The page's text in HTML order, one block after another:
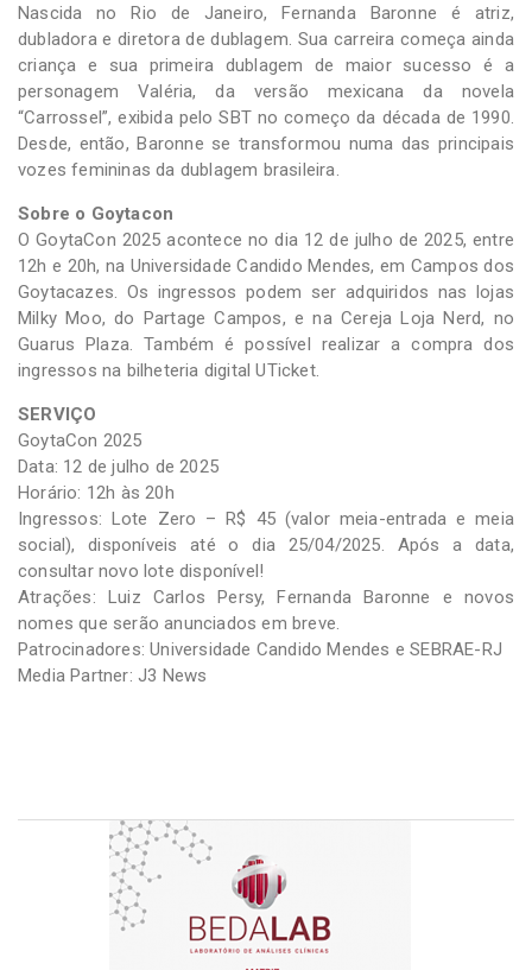
Nascida no Rio de Janeiro, Fernanda Baronne é atriz,
dubladora e diretora de dublagem. Sua carreira começa ainda
criança e sua primeira dublagem de maior sucesso é a
personagem Valéria, da versão mexicana da novela
“Carrossel”, exibida pelo SBT no começo da década de 1990.
Desde, então, Baronne se transformou numa das principais
vozes femininas da dublagem brasileira.
Sobre o Goytacon
O GoytaCon 2025 acontece no dia 12 de julho de 2025, entre
12h e 20h, na Universidade Candido Mendes, em Campos dos
Goytacazes. Os ingressos podem ser adquiridos nas lojas
Milky Moo, do Partage Campos, e na Cereja Loja Nerd, no
Guarus Plaza. Também é possível realizar a compra dos
ingressos na bilheteria digital UTicket.
SERVIÇO
GoytaCon 2025
Data: 12 de julho de 2025
Horário: 12h às 20h
Ingressos: Lote Zero – R$ 45 (valor meia-entrada e meia
social), disponíveis até o dia 25/04/2025. Após a data,
consultar novo lote disponível!
Atrações: Luiz Carlos Persy, Fernanda Baronne e novos
nomes que serão anunciados em breve.
Patrocinadores: Universidade Candido Mendes e SEBRAE-RJ
Media Partner: J3 News